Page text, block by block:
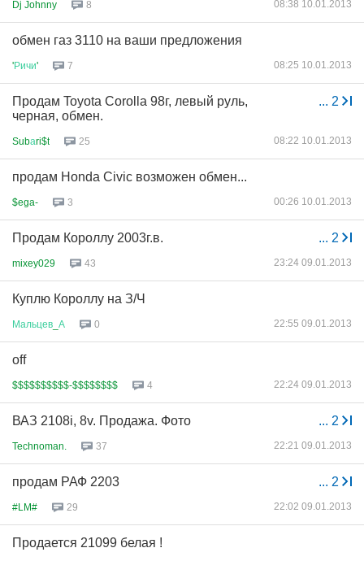
Dj Johnny 8 08:38 10.01.2013
обмен газ 3110 на ваши предложения
'Ричи' 7 08:25 10.01.2013
... 2
Продам Toyota Corolla 98г, левый руль,
черная, обмен.
Subаri$t 25 08:22 10.01.2013
продам Honda Civic возможен обмен...
$ega- 3 00:26 10.01.2013
... 2
Продам Короллу 2003г.в.
mixey029 43 23:24 09.01.2013
Куплю Короллу на З/Ч
Мальцев А 0 22:55 09.01.2013
off
$$$$$$$$$$-$$$$$$$$ 4 22:24 09.01.2013
... 2
ВАЗ 2108i, 8v. Продажа. Фото
Technoman. 37 22:21 09.01.2013
... 2
продам РАФ 2203
#LM# 29 22:02 09.01.2013
Продается 21099 белая !